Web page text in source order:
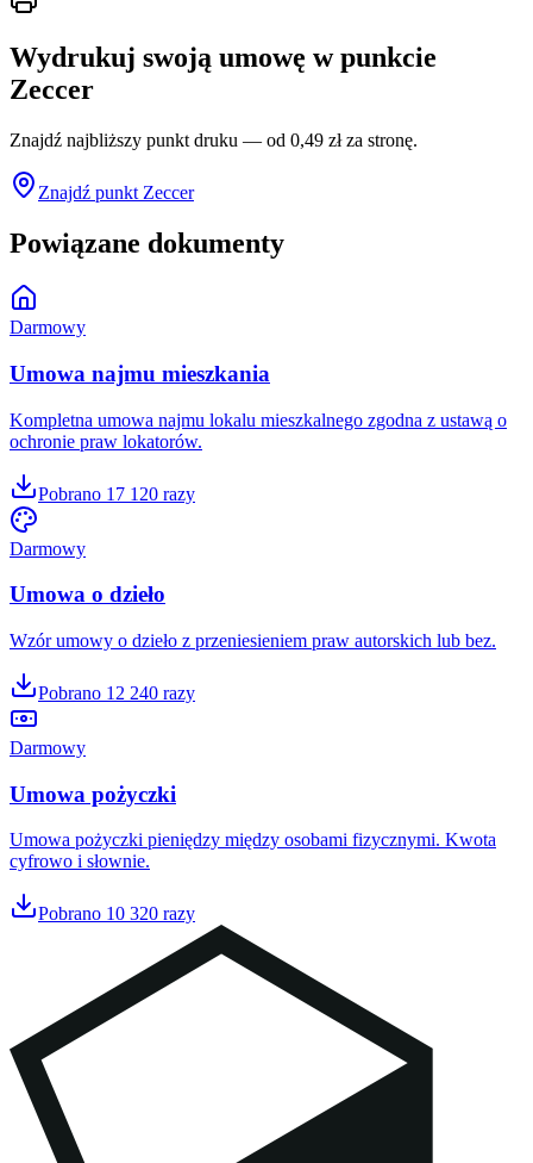
Wydrukuj swoją umowę w punkcie
Zeccer
Znajdź najbliższy punkt druku — od 0,49 zł za stronę.
Znajdź punkt Zeccer
Powiązane dokumenty
Darmowy
Umowa najmu mieszkania
Kompletna umowa najmu lokalu mieszkalnego zgodna z ustawą o
ochronie praw lokatorów.
Pobrano 17 120 razy
Darmowy
Umowa o dzieło
Wzór umowy o dzieło z przeniesieniem praw autorskich lub bez.
Pobrano 12 240 razy
Darmowy
Umowa pożyczki
Umowa pożyczki pieniędzy między osobami fizycznymi. Kwota
cyfrowo i słownie.
Pobrano 10 320 razy